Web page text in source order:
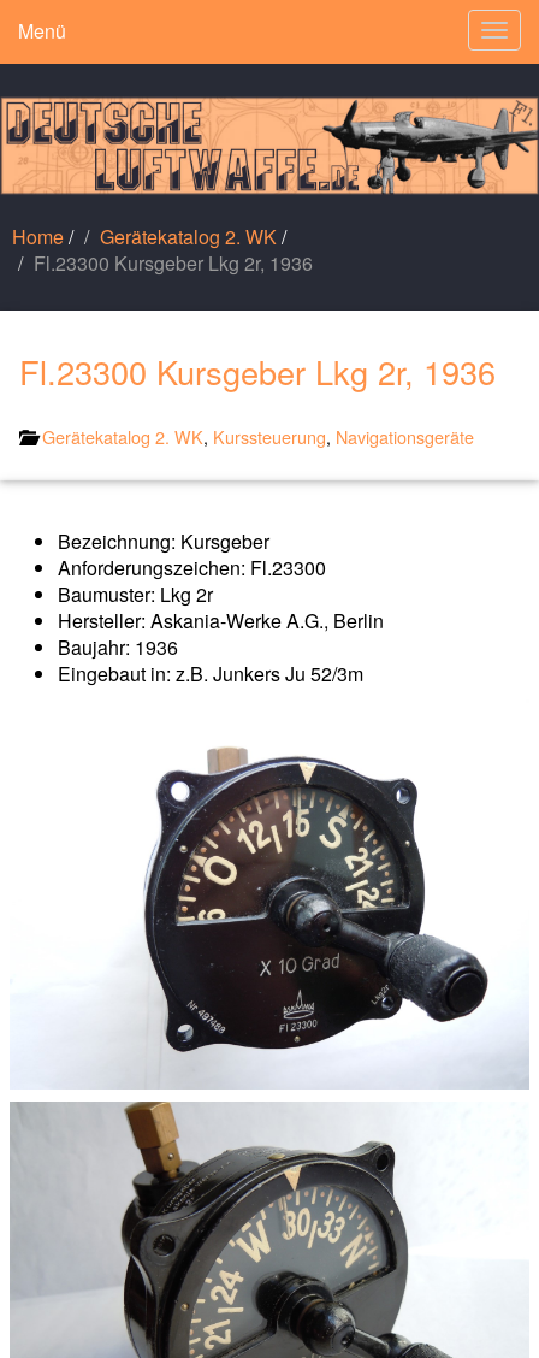
Menü
Home/ Gerätekatalog 2. WK/
Fl.23300 Kursgeber Lkg 2r, 1936
Fl.23300 Kursgeber Lkg 2r, 1936
Gerätekatalog 2. WK, Kurssteuerung, Navigationsgeräte
Bezeichnung: Kursgeber
Anforderungszeichen: Fl.23300
Baumuster: Lkg 2r
Hersteller: Askania-Werke A.G., Berlin
Baujahr: 1936
Eingebaut in: z.B. Junkers Ju 52/3m